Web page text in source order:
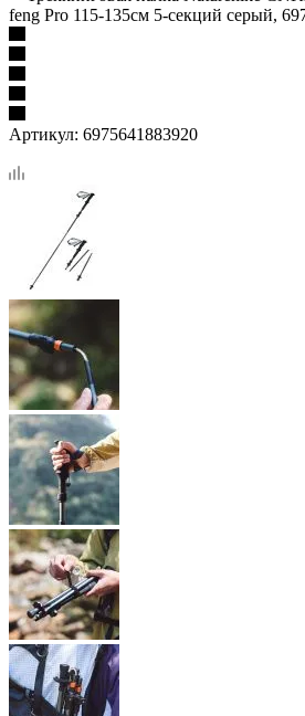
feng Pro 115-135см 5-секций серый,
Артикул: 6975641883920